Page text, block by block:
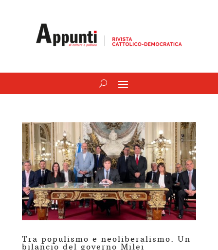
Tra populismo e neoliberalismo. Un
bilancio del governo Milei